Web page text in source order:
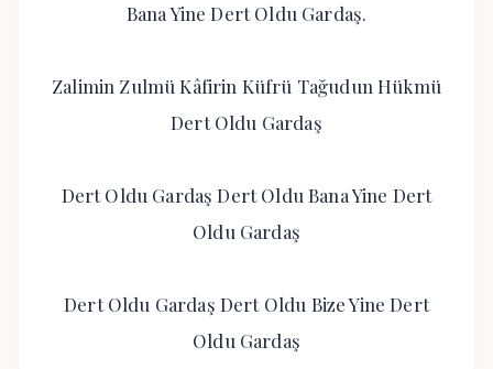
Bana Yine Dert Oldu Gardaş.
Zalimin Zulmü Kâfirin Küfrü Tağudun Hükmü
Dert Oldu Gardaş
Dert Oldu Gardaş Dert Oldu Bana Yine Dert
Oldu Gardaş
Dert Oldu Gardaş Dert Oldu Bize Yine Dert
Oldu Gardaş